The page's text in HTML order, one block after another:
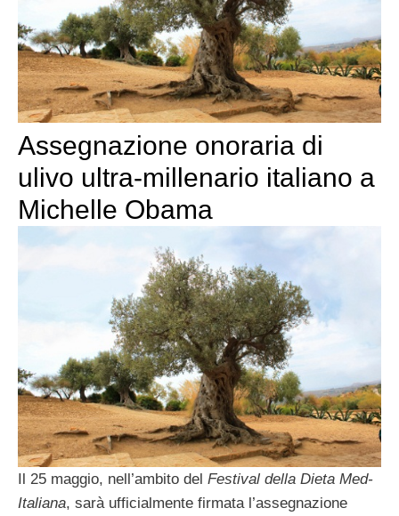
Assegnazione onoraria di
ulivo ultra-millenario italiano a
Michelle Obama
Il 25 maggio, nell’ambito del Festival della Dieta Med-
Italiana, sarà ufficialmente firmata l’assegnazione